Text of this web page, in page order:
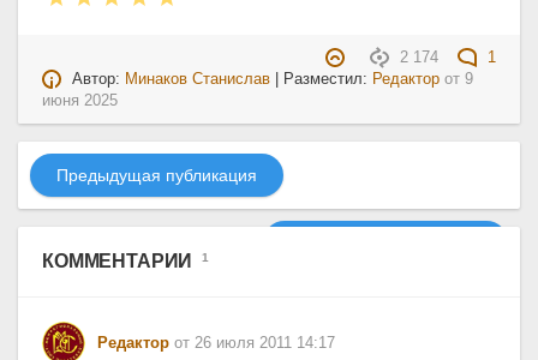
2 174
1
Автор: Минаков Станислав | Разместил: Редактор от9
июня 2025
Предыдущая публикация
КОММЕНТАРИИ 1
Редактор от 26 июля 2011 14:17